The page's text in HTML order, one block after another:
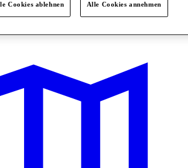
Cookies ablehnen Alle Cookies annehmen